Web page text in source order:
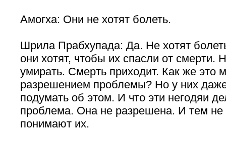
Амогха: Они не хотят болеть.
Шрила Прабхупада: Да. Не хотят
они хотят, чтобы их спасли от смерти.
умирать. Смерть приходит. Как же это
разрешением проблемы? Но у них
подумать об этом. И что эти негодяи
проблема. Она не разрешена. И тем не
понимают их.